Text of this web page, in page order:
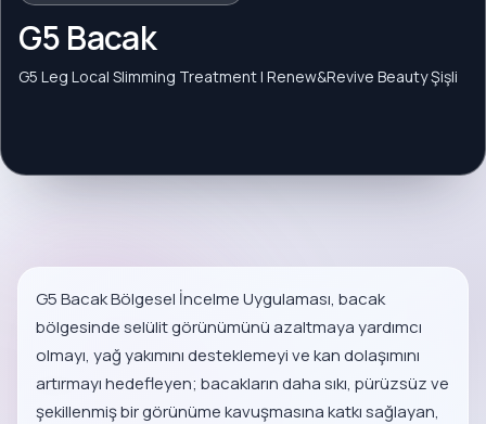
G5 Bacak
G5 Leg Local Slimming Treatment | Renew&Revive Beauty Şişli
G5 Bacak Bölgesel İncelme Uygulaması, bacak
bölgesinde selülit görünümünü azaltmaya yardımcı
olmayı, yağ yakımını desteklemeyi ve kan dolaşımını
artırmayı hedefleyen; bacakların daha sıkı, pürüzsüz ve
şekillenmiş bir görünüme kavuşmasına katkı sağlayan,